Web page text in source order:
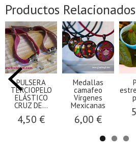
Productos Relacionados
PULSERA
TERCIOPELO
ELÁSTICO
CRUZ DE...
4,50 €
Medallas
camafeo
Vírgenes
Mexicanas
6,00 €